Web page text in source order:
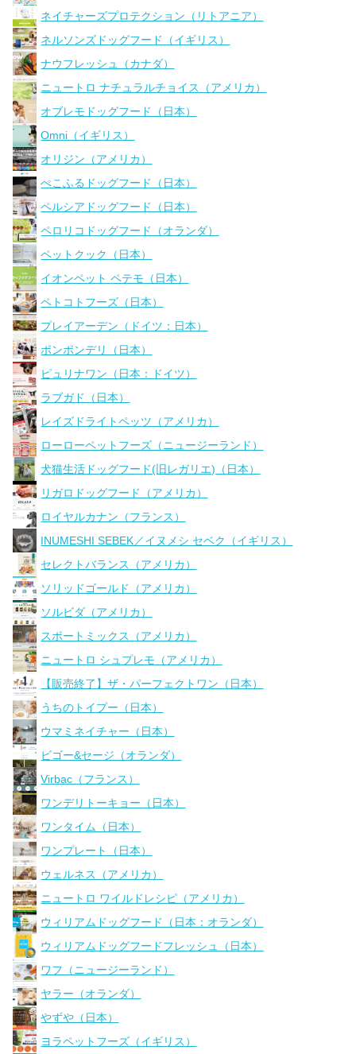
ネイチャーズプロテクション（リトアニア）
ネルソンズドッグフード（イギリス）
ナウフレッシュ（カナダ）
ニュートロ ナチュラルチョイス（アメリカ）
オブレモドッグフード（日本）
Omni（イギリス）
オリジン（アメリカ）
ぺこふるドッグフード（日本）
ペルシアドッグフード（日本）
ペロリコドッグフード（オランダ）
ペットクック（日本）
イオンペット ペテモ（日本）
ペトコトフーズ（日本）
プレイアーデン（ドイツ：日本）
ポンポンデリ（日本）
ピュリナワン（日本：ドイツ）
ラブガド（日本）
レイズドライトペッツ（アメリカ）
ローローペットフーズ（ニュージーランド）
犬猫生活ドッグフード(旧レガリエ)（日本）
リガロドッグフード（アメリカ）
ロイヤルカナン（フランス）
INUMESHI SEBEK／イヌメシ セベク（イギリス）
セレクトバランス（アメリカ）
ソリッドゴールド（アメリカ）
ソルビダ（アメリカ）
スポートミックス（アメリカ）
ニュートロ シュプレモ（アメリカ）
【販売終了】ザ・パーフェクトワン（日本）
うちのトイプー（日本）
ウマミネイチャー（日本）
ビゴー&セージ（オランダ）
Virbac（フランス）
ワンデリトーキョー（日本）
ワンタイム（日本）
ワンプレート（日本）
ウェルネス（アメリカ）
ニュートロ ワイルドレシピ（アメリカ）
ウィリアムドッグフード（日本：オランダ）
ウィリアムドッグフードフレッシュ（日本）
ワフ（ニュージーランド）
ヤラー（オランダ）
やずや（日本）
ヨラペットフーズ（イギリス）